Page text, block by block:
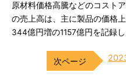
原材料価格高騰などのコスト
の売上高は、主に製品の価格
344億円増の1157億円を記録し